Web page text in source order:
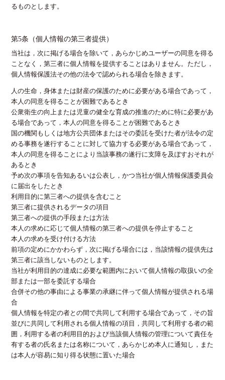
るものとします。
第5条（個人情報の第三者提供）
当社は，次に掲げる場合を除いて，あらかじめユーザーの同意を得る
ことなく，第三者に個人情報を提供することはありません。ただし，
個人情報保護法その他の法令で認められる場合を除きます。
人の生命，身体または財産の保護のために必要がある場合であって，
本人の同意を得ることが困難であるとき
公衆衛生の向上または児童の健全な育成の推進のために特に必要があ
る場合であって，本人の同意を得ることが困難であるとき
国の機関もしくは地方公共団体またはその委託を受けた者が法令の定
める事務を遂行することに対して協力する必要がある場合であって，
本人の同意を得ることにより当該事務の遂行に支障を及ぼすおそれが
あるとき
予め次の事項を告知あるいは公表し，かつ当社が個人情報保護委員会
に届出をしたとき
利用目的に第三者への提供を含むこと
第三者に提供されるデータの項目
第三者への提供の手段または方法
本人の求めに応じて個人情報の第三者への提供を停止すること
本人の求めを受け付ける方法
前項の定めにかかわらず，次に掲げる場合には，当該情報の提供先は
第三者に該当しないものとします。
当社が利用目的の達成に必要な範囲内において個人情報の取扱いの全
部または一部を委託する場合
合併その他の事由による事業の承継に伴って個人情報が提供される場
合
個人情報を特定の者との間で共同して利用する場合であって，その旨
並びに共同して利用される個人情報の項目，共同して利用する者の範
囲，利用する者の利用目的および当該個人情報の管理について責任を
有する者の氏名または名称について，あらかじめ本人に通知し，また
は本人が容易に知り得る状態に置いた場合